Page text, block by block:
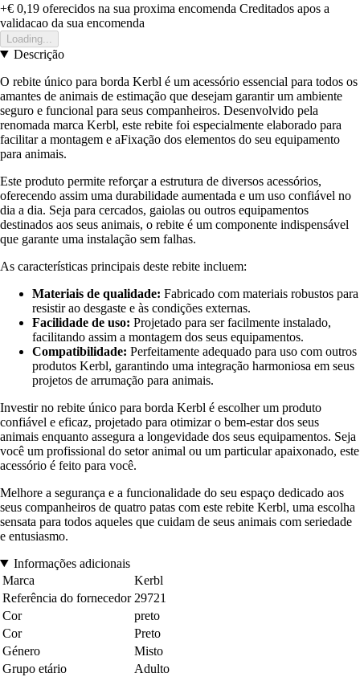
+€ 0,19 oferecidos na sua proxima encomenda Creditados apos a
validacao da sua encomenda
Loading...
Descrição
O rebite único para borda Kerbl é um acessório essencial para todos os
amantes de animais de estimação que desejam garantir um ambiente
seguro e funcional para seus companheiros. Desenvolvido pela
renomada marca Kerbl, este rebite foi especialmente elaborado para
facilitar a montagem e aFixação dos elementos do seu equipamento
para animais.
Este produto permite reforçar a estrutura de diversos acessórios,
oferecendo assim uma durabilidade aumentada e um uso confiável no
dia a dia. Seja para cercados, gaiolas ou outros equipamentos
destinados aos seus animais, o rebite é um componente indispensável
que garante uma instalação sem falhas.
As características principais deste rebite incluem:
Materiais de qualidade: Fabricado com materiais robustos para
resistir ao desgaste e às condições externas.
Facilidade de uso: Projetado para ser facilmente instalado,
facilitando assim a montagem dos seus equipamentos.
Compatibilidade: Perfeitamente adequado para uso com outros
produtos Kerbl, garantindo uma integração harmoniosa em seus
projetos de arrumação para animais.
Investir no rebite único para borda Kerbl é escolher um produto
confiável e eficaz, projetado para otimizar o bem-estar dos seus
animais enquanto assegura a longevidade dos seus equipamentos. Seja
você um profissional do setor animal ou um particular apaixonado, este
acessório é feito para você.
Melhore a segurança e a funcionalidade do seu espaço dedicado aos
seus companheiros de quatro patas com este rebite Kerbl, uma escolha
sensata para todos aqueles que cuidam de seus animais com seriedade
e entusiasmo.
Informações adicionais
Marca
Kerbl
Referência do fornecedor 29721
Cor
preto
Cor
Preto
Género
Misto
Grupo etário
Adulto